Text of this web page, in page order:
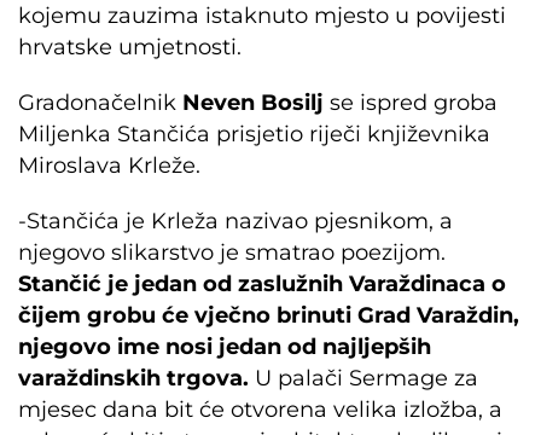
kojemu zauzima istaknuto mjesto u povijesti
hrvatske umjetnosti.
Gradonačelnik Neven Bosilj se ispred groba
Miljenka Stančića prisjetio riječi književnika
Miroslava Krleže.
-Stančića je Krleža nazivao pjesnikom, a
njegovo slikarstvo je smatrao poezijom.
Stančić je jedan od zaslužnih Varaždinaca o
čijem grobu će vječno brinuti Grad Varaždin,
njegovo ime nosi jedan od najljepših
varaždinskih trgova. U palači Sermage za
mjesec dana bit će otvorena velika izložba, a